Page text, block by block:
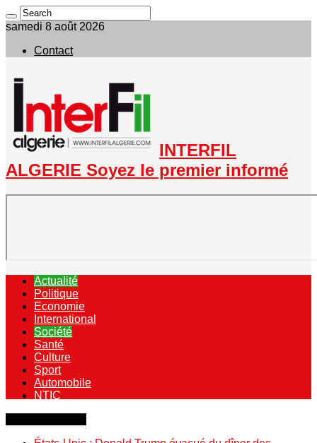
samedi 8 août 2026
Contact
INTERFIL
ALGERIE Soyez le premier informé
Actualité
Politique
Economie
International
Société
Santé
Culture
Sport
Automobile
NTIC